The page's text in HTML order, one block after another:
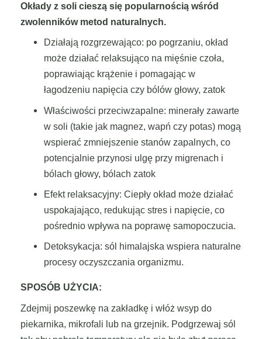
Okłady z soli cieszą się popularnością wśród
zwolenników metod naturalnych.
Działają rozgrzewająco: po pogrzaniu, okład
może działać relaksująco na mięśnie czoła,
poprawiając krążenie i pomagając w
łagodzeniu napięcia czy bólów głowy, zatok
Właściwości przeciwzapalne: minerały zawarte
w soli (takie jak magnez, wapń czy potas) mogą
wspierać zmniejszenie stanów zapalnych, co
potencjalnie przynosi ulgę przy migrenach i
bólach głowy, bólach zatok
Efekt relaksacyjny: Ciepły okład może działać
uspokajająco, redukując stres i napięcie, co
pośrednio wpływa na poprawę samopoczucia.
Detoksykacja: sól himalajska wspiera naturalne
procesy oczyszczania organizmu.
SPOSÓB UŻYCIA:
Zdejmij poszewkę na zakładkę i włóż wsyp do
piekarnika, mikrofali lub na grzejnik. Podgrzewaj sól